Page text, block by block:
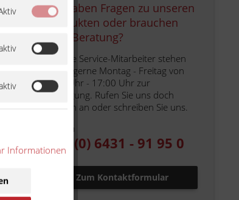
Sie haben Fragen zu unseren
Produkten oder brauchen
eine Beratung?
Unsere Service-Mitarbeiter stehen
Ihnen gerne Montag - Freitag von
9:00 Uhr - 17:00 Uhr zur
Verfügung. Rufen Sie uns doch
einfach an oder schreiben Sie uns.
Telefon
+49 (0) 6431 - 91 95 0
Zum Kontaktformular
Informationen